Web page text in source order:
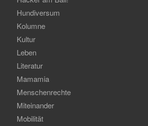
Hundiversum
Kolumne
Kultur
Leben
Literatur
Mamamia
Menschenrechte
Miteinander
Mobilität